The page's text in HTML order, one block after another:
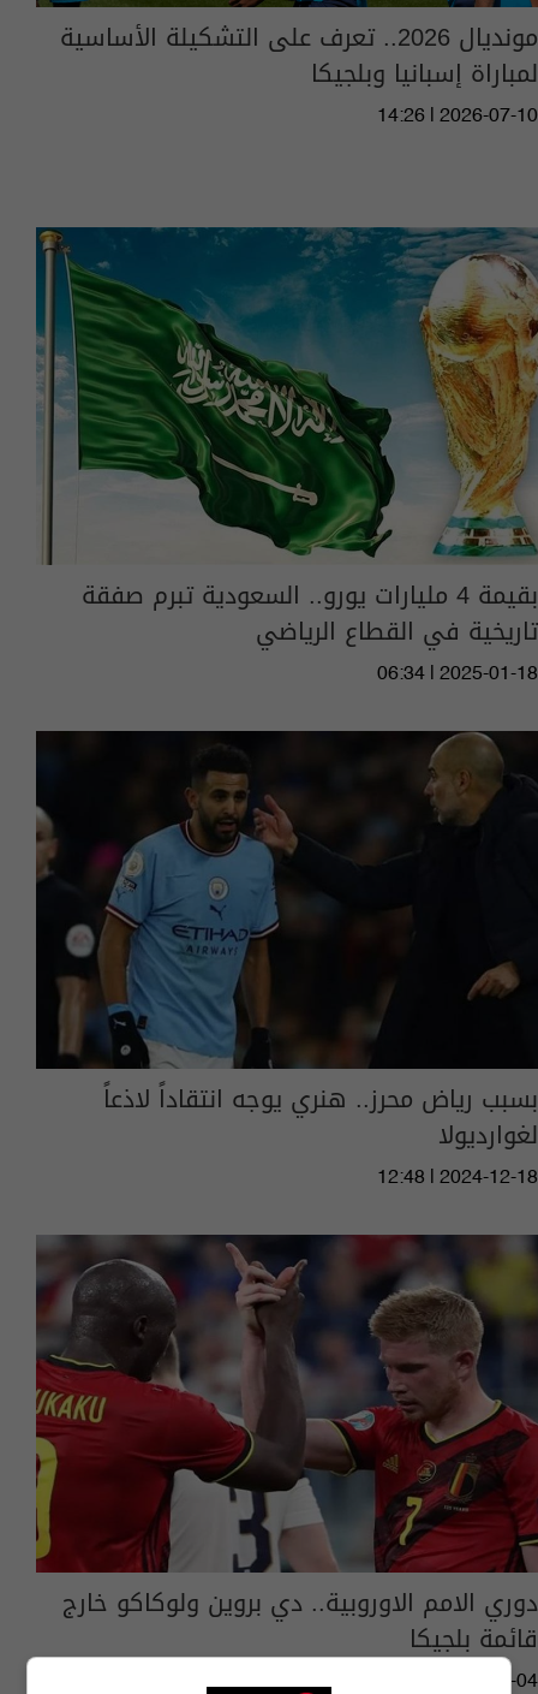
مونديال 2026.. تعرف على التشكيلة الأساسية
لمباراة إسبانيا وبلجيكا
14:26 | 2026-07-10
بقيمة 4 مليارات يورو.. السعودية تبرم صفقة
تاريخية في القطاع الرياضي
06:34 | 2025-01-18
بسبب رياض محرز.. هنري يوجه انتقاداً لاذعاً
لغوارديولا
12:48 | 2024-12-18
دوري الامم الاوروبية.. دي بروين ولوكاكو خارج
قائمة بلجيكا
10:52 | 2024-10-04